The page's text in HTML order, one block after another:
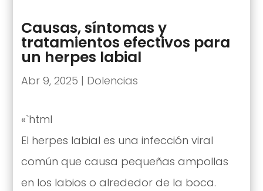
Causas, síntomas y
tratamientos efectivos para
un herpes labial
Abr 9, 2025 | Dolencias
«`html
El herpes labial es una infección viral
común que causa pequeñas ampollas
en los labios o alrededor de la boca.